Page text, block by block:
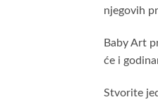
njegovih
Baby Art
će i
Stvorite